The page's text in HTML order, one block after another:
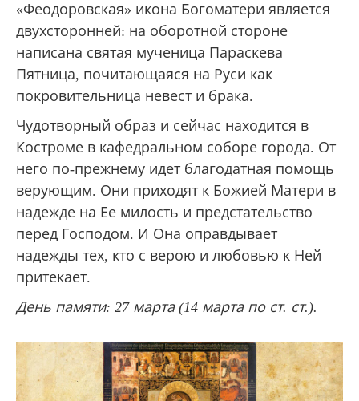
«Феодоровская» икона Богоматери является
двухсторонней: на оборотной стороне
написана святая мученица Параскева
Пятница, почитающаяся на Руси как
покровительница невест и брака.
Чудотворный образ и сейчас находится в
Костроме в кафедральном соборе города. От
него по-прежнему идет благодатная помощь
верующим. Они приходят к Божией Матери в
надежде на Ее милость и предстательство
перед Господом. И Она оправдывает
надежды тех, кто с верою и любовью к Ней
притекает.
День памяти: 27 марта (14 марта по ст. ст.).